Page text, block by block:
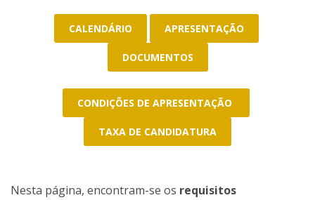
CALENDÁRIO APRESENTAÇÃO
DOCUMENTOS
CONDIÇÕES DE APRESENTAÇÃO
TAXA DE CANDIDATURA
Nesta página, encontram-se os requisitos